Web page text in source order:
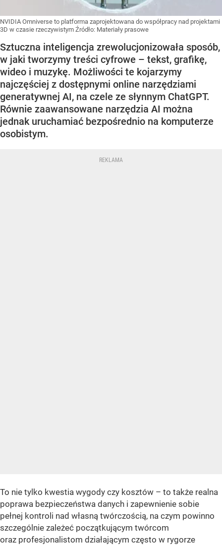
NVIDIA Omniverse to platforma zaprojektowana do współpracy nad projektami
3D w czasie rzeczywistym Źródło: Materiały prasowe
Sztuczna inteligencja zrewolucjonizowała sposób,
w jaki tworzymy treści cyfrowe – tekst, grafikę,
wideo i muzykę. Możliwości te kojarzymy
najczęściej z dostępnymi online narzędziami
generatywnej AI, na czele ze słynnym ChatGPT.
Równie zaawansowane narzędzia AI można
jednak uruchamiać bezpośrednio na komputerze
osobistym.
To nie tylko kwestia wygody czy kosztów – to także realna
poprawa bezpieczeństwa danych i zapewnienie sobie
pełnej kontroli nad własną twórczością, na czym powinno
szczególnie zależeć początkującym twórcom
oraz profesjonalistom działającym często w rygorze